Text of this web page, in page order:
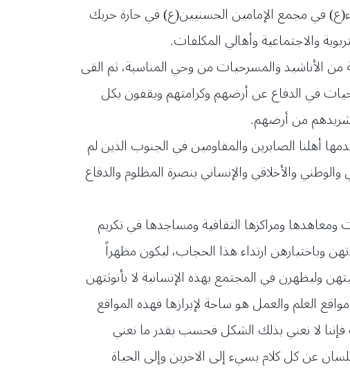
في مجمع الإمامين الحسنيين(ع) في حارة حريك
والاجتماعية وأهالي المكلفات.
الأناشيد والمسرحيات من وحي المناسبة، ثم القى
في الدفاع عن أرضهم وكرامتهم ويقفون بكل
من أرضهم.
أهلنا الصابرين والمقاومين في الجنوب الذين لم
والأخلاقي والإنساني بنصرة المظلوم والدفاع
ومراكزها الثقافية ومساجدها في تكريم
وباختيارهن ارتداء هذا الحجاب، ليكون مظهراً
وليظهرن في المجتمع بهذه الإنسانية لا بأنوثتهن
العلم والعمل هو ساحة لإبرازها فهذه المواقع
لا نعني بذلك الشكل فحسب بقدر ما نعني
كل كلام يسيء إلى الاخرين وإلى الحياة